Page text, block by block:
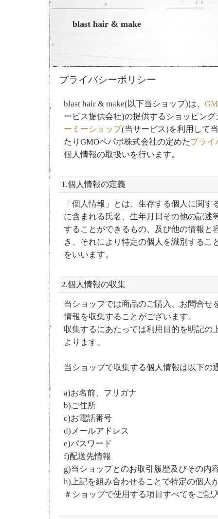
blast hair & make
プライバシーポリシー
blast hair & make(以下当ショップ)は、
ービス提供会社)の提供するショッピン
ーミーショップ(当サービス)を利用して
たりGMOペパボ株式会社の定めたプライ
個人情報の取扱いを行います。
1.個人情報の定義
「個人情報」とは、生存する個人に関
に含まれる氏名、生年月日その他の記述
することができるもの、及び他の情報と
き、それにより特定の個人を識別するこ
をいいます。
2.個人情報の収集
当ショップでは商品のご購入、お問合せ
情報を収集することがございます。
収集するにあたっては利用目的を明記の
よります。
当ショップで収集する個人情報は以下の
a)お名前、フリガナ
b)ご住所
c)お電話番号
d)メールアドレス
e)パスワード
f)配送先情報
g)当ショップとのお取引履歴及びその内
h)上記を組み合わせることで特定の個人
＃ショップで使用する項目すべてをご記